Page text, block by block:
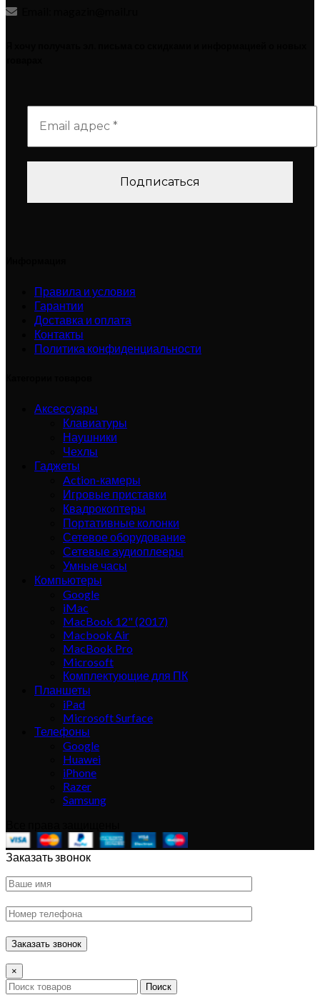
Правила и условия
Гарантии
Доставка и оплата
Контакты
Политика конфиденциальности
Аксессуары
Клавиатуры
Наушники
Чехлы
Гаджеты
Action-камеры
Игровые приставки
Квадрокоптеры
Портативные колонки
Сетевое оборудование
Сетевые аудиоплееры
Умные часы
Компьютеры
Google
iMac
MacBook 12" (2017)
Macbook Air
MacBook Pro
Microsoft
Комплектующие для ПК
Планшеты
iPad
Microsoft Surface
Телефоны
Google
Huawei
iPhone
Razer
Samsung
Заказать звонок
×
Поиск